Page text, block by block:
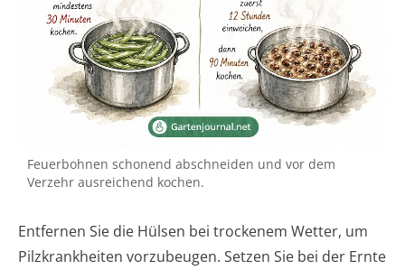
Feuerbohnen schonend abschneiden und vor dem
Verzehr ausreichend kochen.
Entfernen Sie die Hülsen bei trockenem Wetter, um
Pilzkrankheiten vorzubeugen. Setzen Sie bei der Ernte